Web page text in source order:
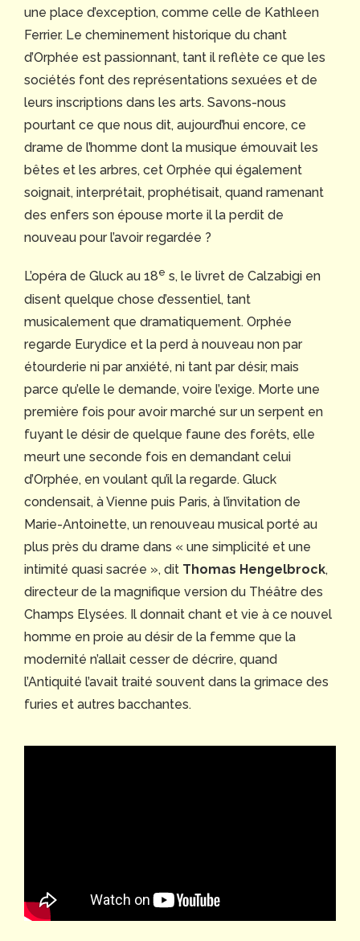
une place d’exception, comme celle de Kathleen
Ferrier. Le cheminement historique du chant
d’Orphée est passionnant, tant il reflète ce que les
sociétés font des représentations sexuées et de
leurs inscriptions dans les arts. Savons-nous
pourtant ce que nous dit, aujourd’hui encore, ce
drame de l’homme dont la musique émouvait les
bêtes et les arbres, cet Orphée qui également
soignait, interprétait, prophétisait, quand ramenant
des enfers son épouse morte il la perdit de
nouveau pour l’avoir regardée ?
L’opéra de Gluck au 18e s, le livret de Calzabigi en
disent quelque chose d’essentiel, tant
musicalement que dramatiquement. Orphée
regarde Eurydice et la perd à nouveau non par
étourderie ni par anxiété, ni tant par désir, mais
parce qu’elle le demande, voire l’exige. Morte une
première fois pour avoir marché sur un serpent en
fuyant le désir de quelque faune des forêts, elle
meurt une seconde fois en demandant celui
d’Orphée, en voulant qu’il la regarde. Gluck
condensait, à Vienne puis Paris, à l’invitation de
Marie-Antoinette, un renouveau musical porté au
plus près du drame dans « une simplicité et une
intimité quasi sacrée », dit Thomas Hengelbrock,
directeur de la magnifique version du Théâtre des
Champs Elysées. Il donnait chant et vie à ce nouvel
homme en proie au désir de la femme que la
modernité n’allait cesser de décrire, quand
l’Antiquité l’avait traité souvent dans la grimace des
furies et autres bacchantes.